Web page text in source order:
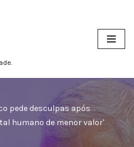
pede desculpas após
humano de menor valor'